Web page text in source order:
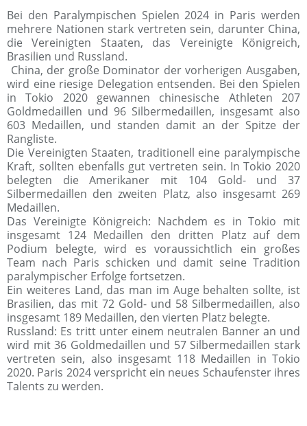
Bei den Paralympischen Spielen 2024 in Paris werden
mehrere Nationen stark vertreten sein, darunter China,
die Vereinigten Staaten, das Vereinigte Königreich,
Brasilien und Russland.
China, der große Dominator der vorherigen Ausgaben,
wird eine riesige Delegation entsenden. Bei den Spielen
in Tokio 2020 gewannen chinesische Athleten 207
Goldmedaillen und 96 Silbermedaillen, insgesamt also
603 Medaillen, und standen damit an der Spitze der
Rangliste.
Die Vereinigten Staaten, traditionell eine paralympische
Kraft, sollten ebenfalls gut vertreten sein. In Tokio 2020
belegten die Amerikaner mit 104 Gold- und 37
Silbermedaillen den zweiten Platz, also insgesamt 269
Medaillen.
Das Vereinigte Königreich: Nachdem es in Tokio mit
insgesamt 124 Medaillen den dritten Platz auf dem
Podium belegte, wird es voraussichtlich ein großes
Team nach Paris schicken und damit seine Tradition
paralympischer Erfolge fortsetzen.
Ein weiteres Land, das man im Auge behalten sollte, ist
Brasilien, das mit 72 Gold- und 58 Silbermedaillen, also
insgesamt 189 Medaillen, den vierten Platz belegte.
Russland: Es tritt unter einem neutralen Banner an und
wird mit 36 ​​Goldmedaillen und 57 Silbermedaillen stark
vertreten sein, also insgesamt 118 Medaillen in Tokio
2020. Paris 2024 verspricht ein neues Schaufenster ihres
Talents zu werden.